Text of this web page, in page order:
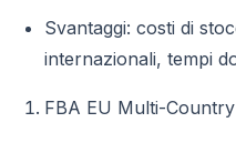
Svantaggi: costi di
internazionali, tempi
FBA EU Multi-Country